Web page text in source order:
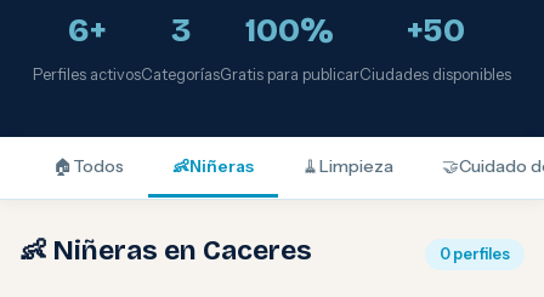
6+
Perfiles activos
3
Categorías
100%
Gratis para publicar
+50
Ciudades disponibles
🏠 Todos 👶Niñeras 🧹Limpieza 🤝Cuidado
👶 Niñeras en Caceres 0 perfiles